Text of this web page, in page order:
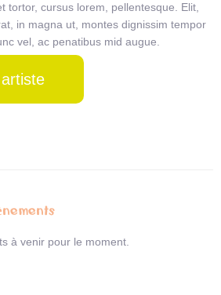
tortor, cursus lorem, pellentesque. Elit,
in magna ut, montes dignissim tempor
vel, ac penatibus mid augue.
à venir pour le moment.